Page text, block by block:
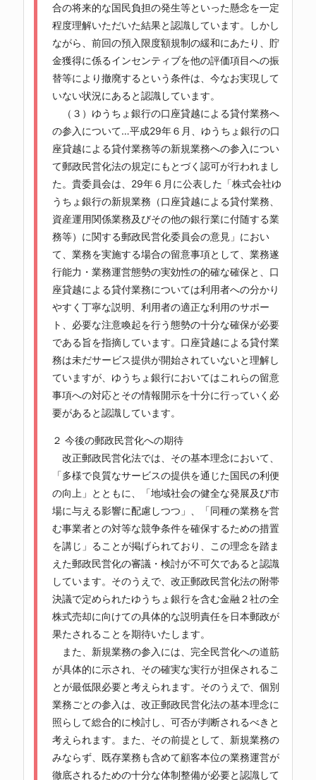
合の将来的な国民負担の発生等といった懸念を一定
程度理解いただいた結果と認識しています。しかし
ながら、前回の預入限度額規制の緩和にあたり、貯
金獲得に係るインセンティブを他の評価項目への振
替等により撤廃するという条件は、今なお実現して
いない状況にあると認識しています。
（３）ゆうちょ銀行の口座貸越による貸付業務へ
の参入について…平成29年６月、ゆうちょ銀行の口
座貸越による貸付業務等の新規業務への参入につい
て郵政民営化法の規定にもとづく認可が行われまし
た。貴委員会は、29年６月に公表した「株式会社ゆ
うちょ銀行の新規業務（口座貸越による貸付業務、
資産運用関係業務及びその他の銀行業に付随する業
務等）に関する郵政民営化委員会の意見」におい
て、業務を実施する場合の留意事項として、業務遂
行能力・業務運営態勢の実効性の的確な確保と、口
座貸越による貸付業務については利用者への分かり
やすく丁寧な説明、利用者の適正な利用のサポー
ト、必要な注意喚起を行う態勢の十分な確保が必要
である旨を指摘しています。口座貸越による貸付業
務は未だサービス提供が開始されていないと理解し
ていますが、ゆうちょ銀行においてはこれらの留意
事項への対応とその情報開示を十分に行っていく必
要があると認識しています。
２ 今後の郵政民営化への期待
改正郵政民営化法では、その基本理念において、
「多様で良質なサービスの提供を通じた国民の利便
の向上」とともに、「地域社会の健全な発展及び市
場に与える影響に配慮しつつ」、「同種の業務を営
む事業者との対等な競争条件を確保するための措置
を講じ」ることが掲げられており、この理念を踏ま
えた郵政民営化の審議・検討が不可欠であると認識
しています。そのうえで、改正郵政民営化法の附帯
決議で定められたゆうちょ銀行を含む金融２社の全
株式売却に向けての具体的な説明責任を日本郵政が
果たされることを期待いたします。
また、新規業務の参入には、完全民営化への道筋
が具体的に示され、その確実な実行が担保されるこ
とが最低限必要と考えられます。そのうえで、個別
業務ごとの参入は、改正郵政民営化法の基本理念に
照らして総合的に検討し、可否が判断されるべきと
考えられます。また、その前提として、新規業務の
みならず、既存業務も含めて顧客本位の業務運営が
徹底されるための十分な体制整備が必要と認識して